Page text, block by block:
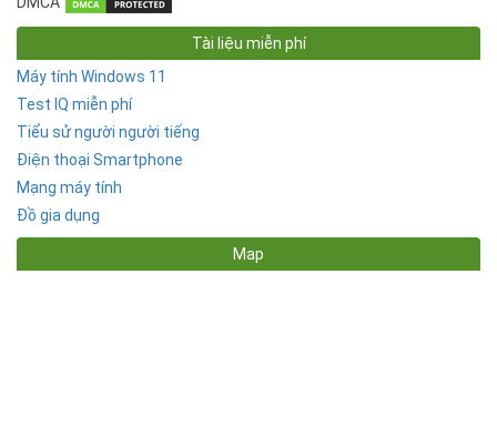
Tài liệu miễn phí
Máy tính Windows 11
Test IQ miễn phí
Tiểu sử người người tiếng
Điện thoại Smartphone
Mạng máy tính
Đồ gia dụng
Map